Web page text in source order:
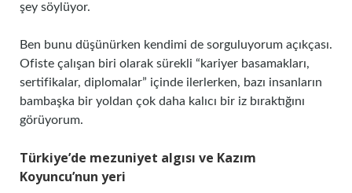
şey söylüyor.
Ben bunu düşünürken kendimi de sorguluyorum açıkçası.
Ofiste çalışan biri olarak sürekli “kariyer basamakları,
sertifikalar, diplomalar” içinde ilerlerken, bazı insanların
bambaşka bir yoldan çok daha kalıcı bir iz bıraktığını
görüyorum.
Türkiye’de mezuniyet algısı ve Kazım
Koyuncu’nun yeri